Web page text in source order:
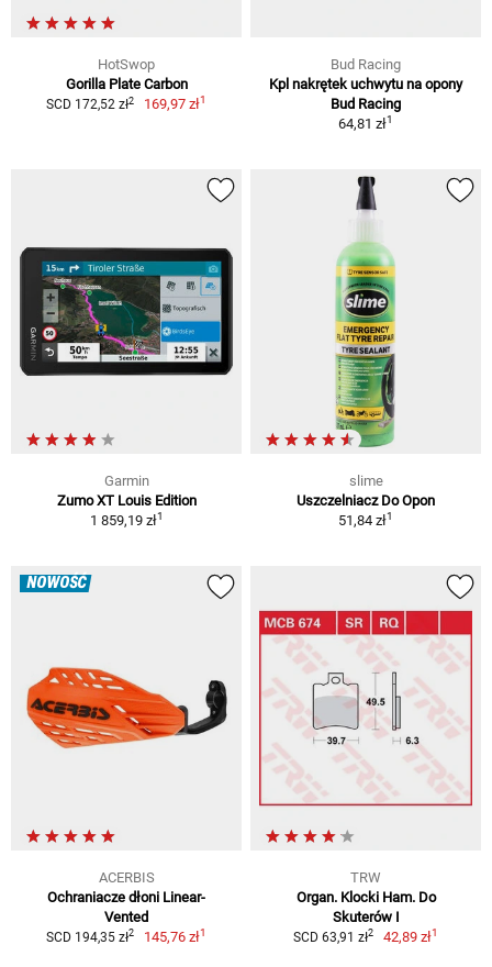
HotSwop
Gorilla Plate Carbon
SCD 172,52 zł2 169,97 zł1
Bud Racing
Kpl nakrętek uchwytu na opony
Bud Racing
64,81 zł1
Garmin
Zumo XT Louis Edition
1 859,19 zł1
slime
Uszczelniacz Do Opon
51,84 zł1
NOWOŚĆ
ACERBIS
Ochraniacze dłoni Linear-
Vented
SCD 194,35 zł2 145,76 zł1
TRW
Organ. Klocki Ham. Do
Skuterów I
SCD 63,91 zł2 42,89 zł1